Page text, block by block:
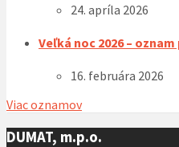
24. apríla 2026
Veľká noc 2026 –
16. februára 2026
Viac oznamov
DUMAT, m.p.o.